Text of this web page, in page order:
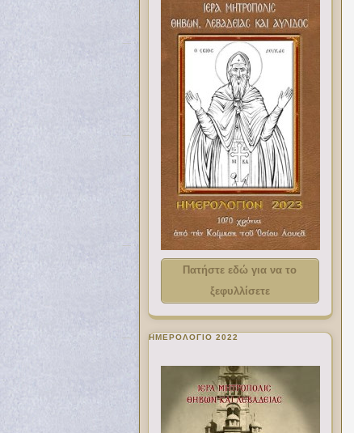
Πατήστε εδώ για να το
ξεφυλλίσετε
ΗΜΕΡΟΛΟΓΙΟ 2022